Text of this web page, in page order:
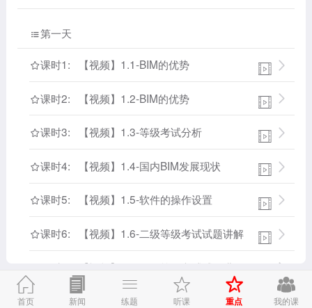
首页

新闻 练题 听课 重点

我的课
第一天
课时1: 【视频】1.1-BIM的优势 
课时2: 【视频】1.2-BIM的优势 
课时3: 【视频】1.3-等级考试分析 
课时4: 【视频】1.4-国内BIM发展现状 
课时5: 【视频】1.5-软件的操作设置 
课时6: 【视频】1.6-二级等级考试试题讲解 
课时7: 【视频】1.7-二级等级考试试题讲解